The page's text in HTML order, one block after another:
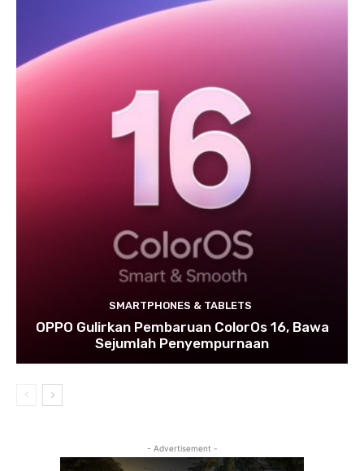
SMARTPHONES & TABLETS
OPPO Gulirkan Pembaruan ColorOs 16, Bawa
Sejumlah Penyempurnaan
- Advertisement -